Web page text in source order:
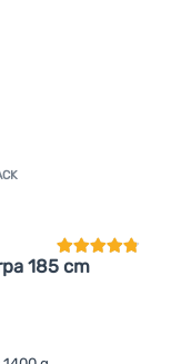
185 cm